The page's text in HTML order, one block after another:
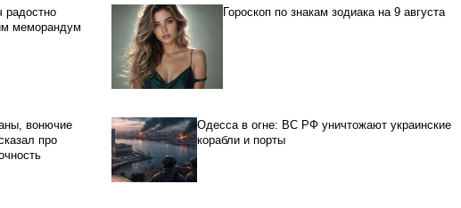
радостно
меморандум
Гороскоп по знакам зодиака на 9 августа
вонючие
про
Одесса в огне: ВС РФ уничтожают украинские
корабли и порты